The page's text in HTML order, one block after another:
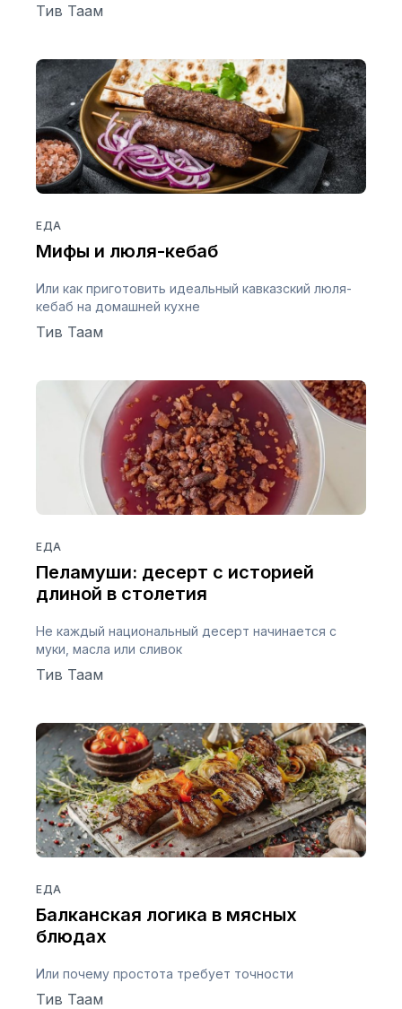
Тив Таам
ЕДА
Мифы и люля-кебаб
Или как приготовить идеальный кавказский люля-
кебаб на домашней кухне
Тив Таам
ЕДА
Пеламуши: десерт с историей
длиной в столетия
Не каждый национальный десерт начинается с
муки, масла или сливок
Тив Таам
ЕДА
Балканская логика в мясных
блюдах
Или почему простота требует точности
Тив Таам